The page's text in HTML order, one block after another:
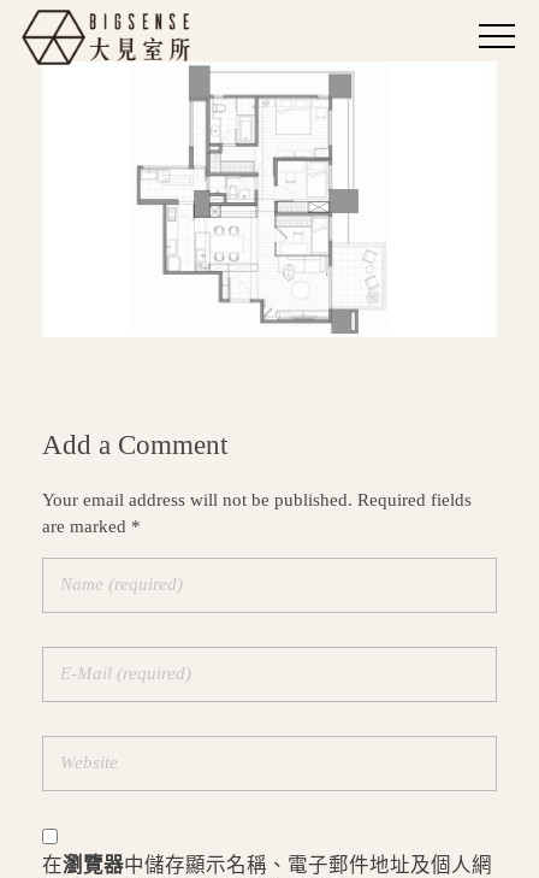
Add a Comment
Your email address will not be published. Required fields
are marked *
在瀏覽器中儲存顯示名稱、電子郵件地址及個人網